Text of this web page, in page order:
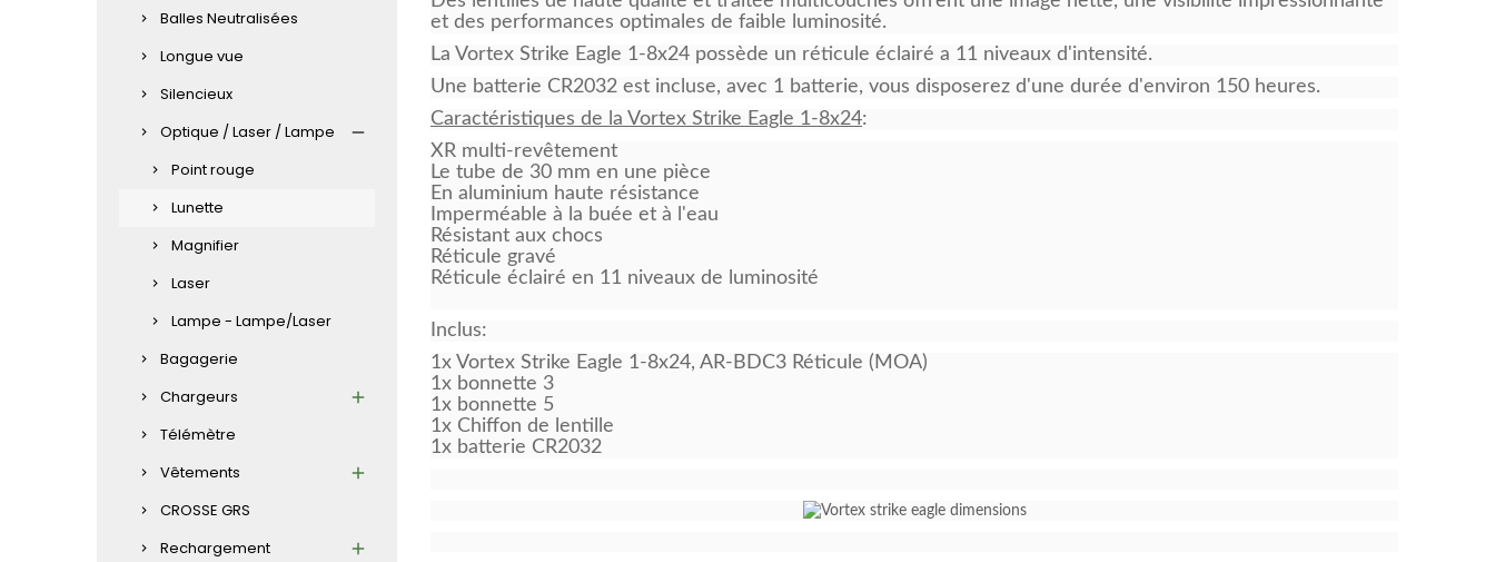
Balles Neutralisées
Longue vue
Silencieux
Optique / Laser / Lampe
Point rouge
Lunette
Magnifier
Laser
Lampe - Lampe/Laser
Bagagerie
Chargeurs
Télémètre
Vêtements
CROSSE GRS
Rechargement
et des performances optimales de faible luminosité.
La Vortex Strike Eagle 1-8x24 possède un réticule éclairé a 11 niveaux d'intensité.
Une batterie CR2032 est incluse, avec 1 batterie, vous disposerez d'une durée d'environ 150 heures.
Caractéristiques de la Vortex Strike Eagle 1-8x24:
XR multi-revêtement
Le tube de 30 mm en une pièce
En aluminium haute résistance
Imperméable à la buée et à l'eau
Résistant aux chocs
Réticule gravé
Réticule éclairé en 11 niveaux de luminosité
Inclus:
1x Vortex Strike Eagle 1-8x24, AR-BDC3 Réticule (MOA)
1x bonnette 3
1x bonnette 5
1x Chiffon de lentille
1x batterie CR2032